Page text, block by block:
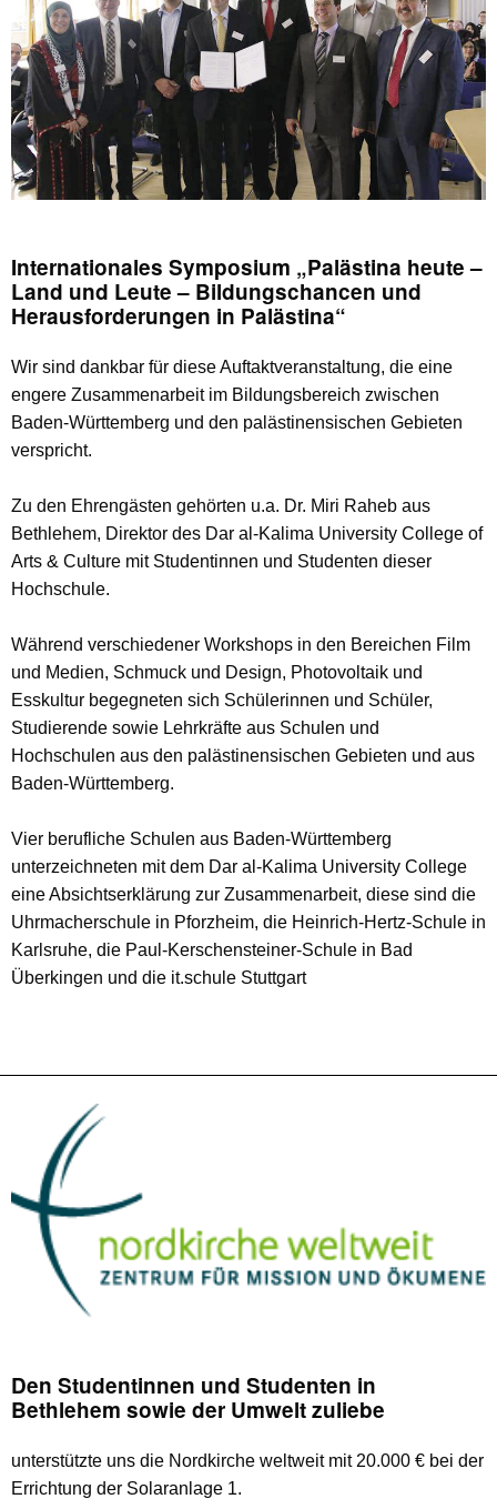
Internationales Symposium „Palästina heute –
Land und Leute – Bildungschancen und
Herausforderungen in Palästina“
Wir sind dankbar für diese Auftaktveranstaltung, die eine
engere Zusammenarbeit im Bildungsbereich zwischen
Baden-Württemberg und den palästinensischen Gebieten
verspricht.
Zu den Ehrengästen gehörten u.a. Dr. Miri Raheb aus
Bethlehem, Direktor des Dar al-Kalima University College of
Arts & Culture mit Studentinnen und Studenten dieser
Hochschule.
Während verschiedener Workshops in den Bereichen Film
und Medien, Schmuck und Design, Photovoltaik und
Esskultur begegneten sich Schülerinnen und Schüler,
Studierende sowie Lehrkräfte aus Schulen und
Hochschulen aus den palästinensischen Gebieten und aus
Baden-Württemberg.
Vier berufliche Schulen aus Baden-Württemberg
unterzeichneten mit dem Dar al-Kalima University College
eine Absichtserklärung zur Zusammenarbeit, diese sind die
Uhrmacherschule in Pforzheim, die Heinrich-Hertz-Schule in
Karlsruhe, die Paul-Kerschensteiner-Schule in Bad
Überkingen und die it.schule Stuttgart
Den Studentinnen und Studenten in
Bethlehem sowie der Umwelt zuliebe
unterstützte uns die Nordkirche weltweit mit 20.000 € bei der
Errichtung der Solaranlage 1.